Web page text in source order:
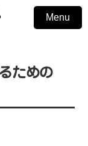
Menu
ための